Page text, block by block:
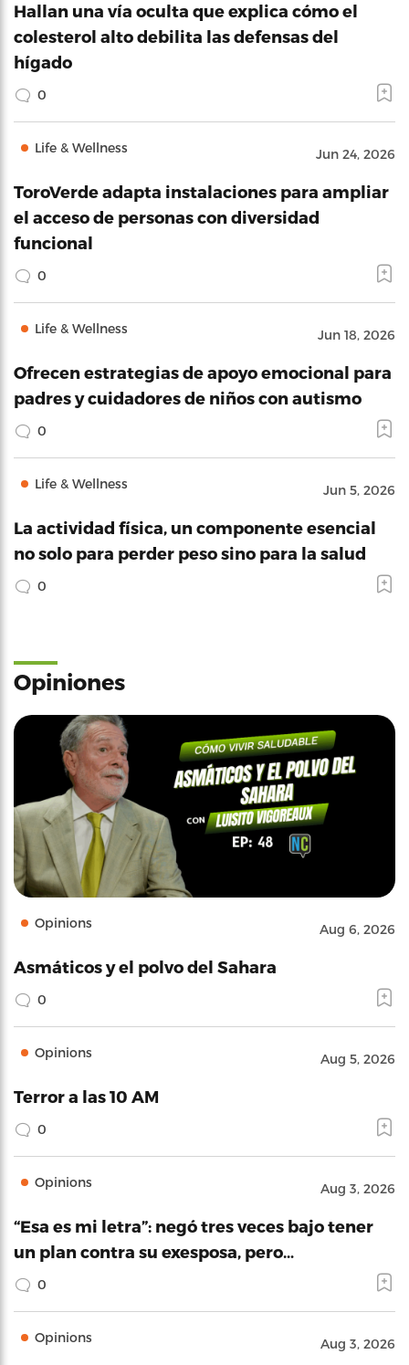
Hallan una vía oculta que explica cómo el
colesterol alto debilita las defensas del
hígado
0
Life & Wellness Jun 24, 2026
ToroVerde adapta instalaciones para ampliar
el acceso de personas con diversidad
funcional
0
Life & Wellness Jun 18, 2026
Ofrecen estrategias de apoyo emocional para
padres y cuidadores de niños con autismo
0
Life & Wellness Jun 5, 2026
La actividad física, un componente esencial
no solo para perder peso sino para la salud
0
Opiniones
Opinions Aug 6, 2026
Asmáticos y el polvo del Sahara
0
Opinions Aug 5, 2026
Terror a las 10 AM
0
Opinions Aug 3, 2026
“Esa es mi letra”: negó tres veces bajo tener
un plan contra su exesposa, pero…
0
Opinions Aug 3, 2026